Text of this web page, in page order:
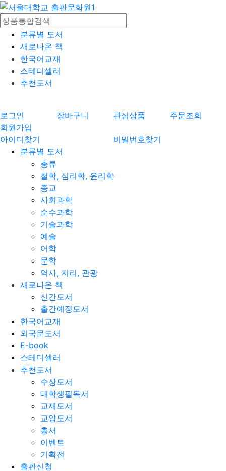
분류별 도서
새로나온 책
한국어교재
스테디셀러
추천도서
로그인 장바구니 관심상품
주문조회
회원가입
아이디찾기
비밀번호찾기
분류별 도서
총류
철학, 심리학, 윤리학
종교
사회과학
순수과학
기술과학
예술
어학
문학
역사, 지리, 관광
새로나온 책
신간도서
출간예정도서
한국어교재
외국문도서
E-book
스테디셀러
추천도서
수상도서
대학생필독서
교재도서
교양도서
총서
이벤트
기획전
출판신청